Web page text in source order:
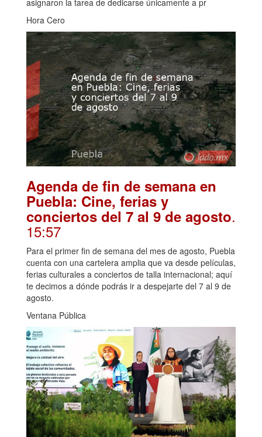
Hora Cero
Agenda de fin de semana en
Puebla: Cine, ferias y
conciertos del 7 al 9 de agosto.
15:57
Para el primer fin de semana del mes de agosto, Puebla
cuenta con una cartelera amplia que va desde películas,
ferias culturales a conciertos de talla internacional; aquí
te decimos a dónde podrás ir a despejarte del 7 al 9 de
agosto.
Ventana Pública